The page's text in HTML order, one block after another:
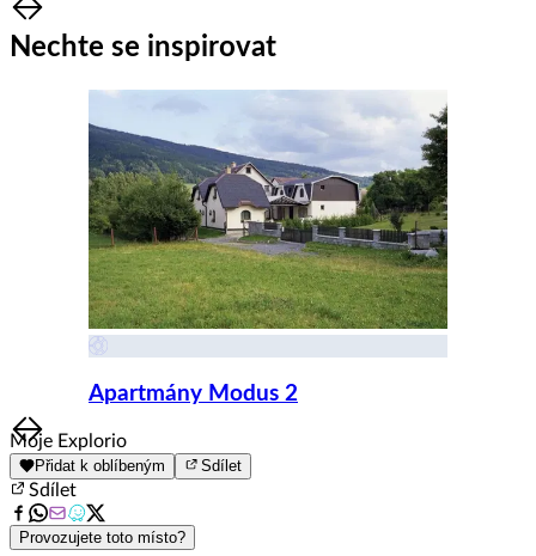
Item
1
of
Nechte se inspirovat
Apartmány Modus 2
Item
1
of
8
Moje Explorio
Přidat k oblíbeným Sdílet
Sdílet
Provozujete toto místo?